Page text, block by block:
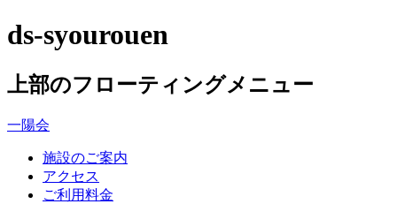
ds-syourouen
上部のフローティングメニュー
一陽会
施設のご案内
アクセス
ご利用料金